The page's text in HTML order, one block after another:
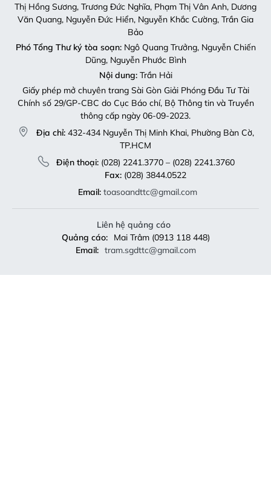
Thị Hồng Sương, Trương Đức Nghĩa, Phạm Thị Vân Anh, Dương
Văn Quang, Nguyễn Đức Hiển, Nguyễn Khắc Cường, Trần Gia
Bảo
Phó Tổng Thư ký tòa soạn:Ngô Quang Trưởng, Nguyễn Chiến
Dũng, Nguyễn Phước Bình
Nội dung:Trần Hải
Giấy phép mở chuyên trang Sài Gòn Giải Phóng Đầu Tư Tài
Chính số 29/GP-CBC do Cục Báo chí, Bộ Thông tin và Truyền
thông cấp ngày 06-09-2023.
Địa chỉ: 432-434 Nguyễn Thị Minh Khai, Phường Bàn Cờ,
TP.HCM
Điện thoại:(028) 2241.3770 – (028) 2241.3760
Fax:(028) 3844.0522
Email: toasoandttc@gmail.com
Liên hệ quảng cáo
Quảng cáo:
Mai Trâm (0913 118 448)
Email: tram.sgdttc@gmail.com